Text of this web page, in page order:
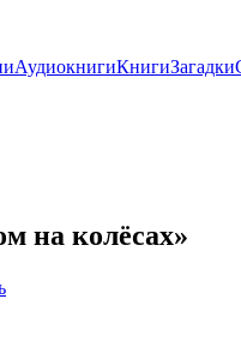
АудиокнигиКнигиЗагадки
на колёсах»